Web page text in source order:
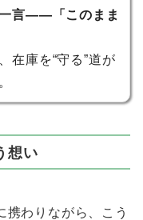
言——「このまま
在庫を“守る”道が
想い
わりながら、こう